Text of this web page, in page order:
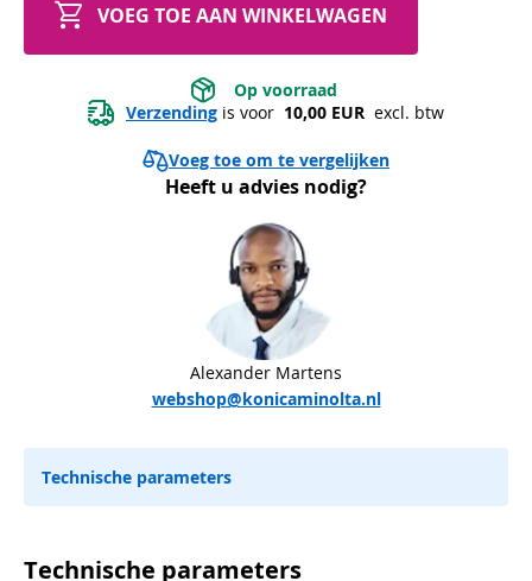
VOEG TOE AAN WINKELWAGEN
Op voorraad
Verzending is voor 10,00 EUR excl. btw
Voeg toe om te vergelijken
Heeft u advies nodig?
Alexander Martens
webshop@konicaminolta.nl
Technische parameters
Technische parameters